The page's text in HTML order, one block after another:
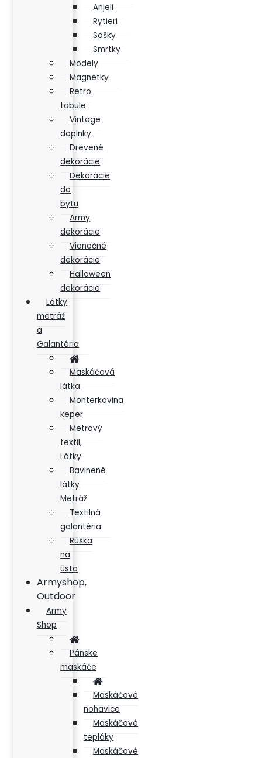
Anjeli
Rytieri
Sošky
Smrtky
Modely
Magnetky
Retro
tabule
Vintage
doplnky
Drevené
dekorácie
Dekorácie
do
bytu
Army
dekorácie
Vianočné
dekorácie
Halloween
dekorácie
Látky
metráž
a
Galantéria
Maskáčová
látka
Monterkovina
keper
Metrový
textil,
Látky
Bavlnené
látky
Metráž
Textilná
galantéria
Rúška
na
ústa
Armyshop,
Outdoor
Army
Shop
Pánske
maskáče
Maskáčové
nohavice
Maskáčové
tepláky
Maskáčové